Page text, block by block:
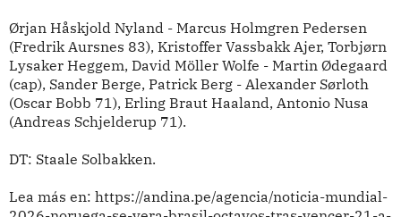
Ørjan Håskjold Nyland - Marcus Holmgren Pedersen
(Fredrik Aursnes 83), Kristoffer Vassbakk Ajer, Torbjørn
Lysaker Heggem, David Möller Wolfe - Martin Ødegaard
(cap), Sander Berge, Patrick Berg - Alexander Sørloth
(Oscar Bobb 71), Erling Braut Haaland, Antonio Nusa
(Andreas Schjelderup 71).
DT: Staale Solbakken.
Lea más en: https://andina.pe/agencia/noticia-mundial-